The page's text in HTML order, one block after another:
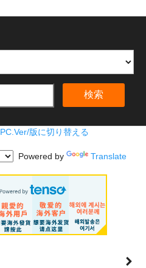
検索
PC.Ver/版に切り替える
Powered by Translate